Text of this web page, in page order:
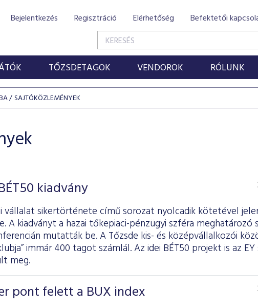
Bejelentkezés Regisztráció Elérhetőség Befektetői
TŐZSDETAGOK VENDOROK RÓLUNK
SAJTÓKÖZLEMÉNYEK
kiadvány
vállalat sikertörténete című sorozat nyolcadik kötetével
A kiadványt a hazai tőkepiaci-pénzügyi szféra meghatározó
mutatták be. A Tőzsde kis- és középvállalkozói
immár 400 tagot számlál. Az idei BÉT50 projekt is az EY
meg.
pont felett a BUX index